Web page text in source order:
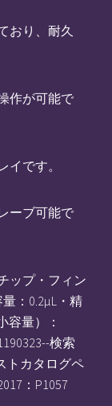
おり、耐久
作が可能で
イです。
ーブ可能で
ップ・フィン
：0.2μL・精
容量）：
検索
トカタログペ
：P1057